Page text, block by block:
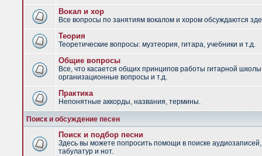
Вокал и хор
Все вопросы по занятиям вокалом и хором обсуждаются
Теория
Теоретические вопросы: музтеория, гитара, учебники и т.д.
Общие вопросы
Все, что касается общих принципов работы гитарной
организационные вопросы и т.д.
Практика
Непонятные аккорды, названия, термины.
Поиск и обсуждение песен
Поиск и подбор песни
Здесь вы можете попросить помощи в поиске аудиозаписей,
табулатур и нот.